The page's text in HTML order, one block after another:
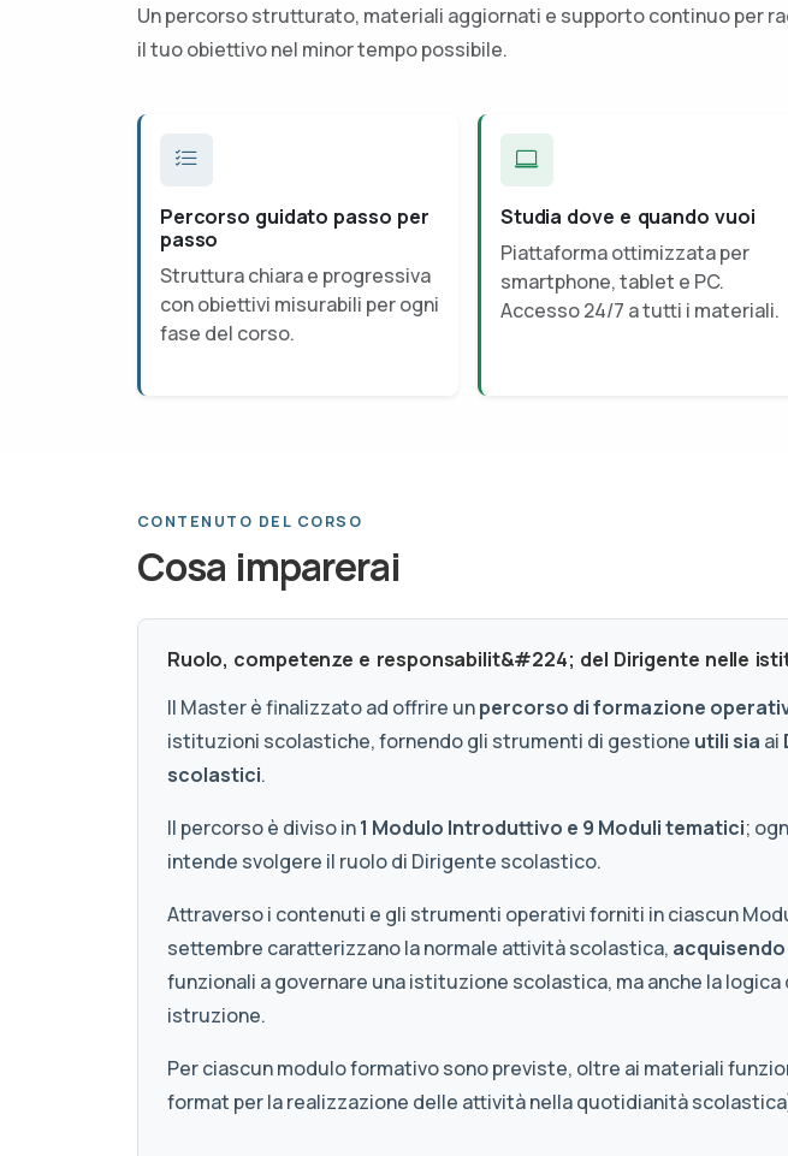
Un percorso strutturato, materiali aggiornati e supporto continuo per
il tuo obiettivo nel minor tempo possibile.
Percorso guidato passo per
passo
Struttura chiara e progressiva
con obiettivi misurabili per ogni
fase del corso.
Studia dove e quando vuoi
Piattaforma ottimizzata per
smartphone, tablet e PC.
Accesso 24/7 a tutti i materiali.
CONTENUTO DEL CORSO
Cosa imparerai
Ruolo, competenze e responsabilit&#224; del Dirigente nelle
Il Master è finalizzato ad offrire unpercorso di formazione
istituzioni scolastiche, fornendo gli strumenti di gestione utili sia ai
scolastici.
Il percorso è diviso in1 Modulo Introduttivo e 9 Moduli tematici;
intende svolgere il ruolo di Dirigente scolastico.
Attraverso i contenuti e gli strumenti operativi forniti in ciascun
settembre caratterizzano la normale attività scolastica,
funzionali a governare una istituzione scolastica, ma anche la
istruzione.
Per ciascun modulo formativo sono previste, oltre ai materiali
format per la realizzazione delle attività nella quotidianità